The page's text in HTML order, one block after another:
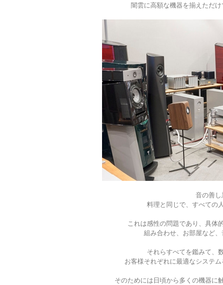
闇雲に高額な機器を揃えただ
音の善
料理と同じで、すべての
これは感性の問題であり、具体
組み合わせ、お部屋など
それらすべてを鑑みて、
お客様それぞれに最適なシステ
そのためには日頃から多くの機器に